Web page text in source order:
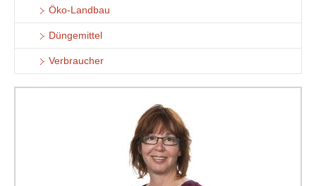
Öko-Landbau
Düngemittel
Verbraucher